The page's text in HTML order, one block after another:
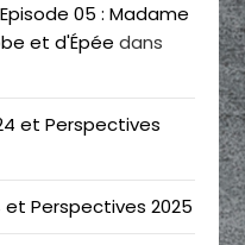
05 : Madame
et d'Épée dans
et Perspectives
et Perspectives 2025